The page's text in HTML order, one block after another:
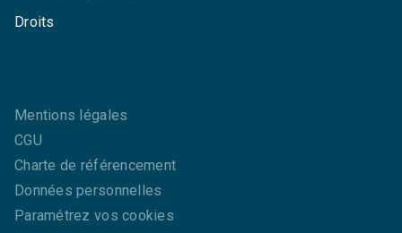
Droits
Mentions légales
CGU
Charte de référencement
Données personnelles
Paramétrez vos cookies